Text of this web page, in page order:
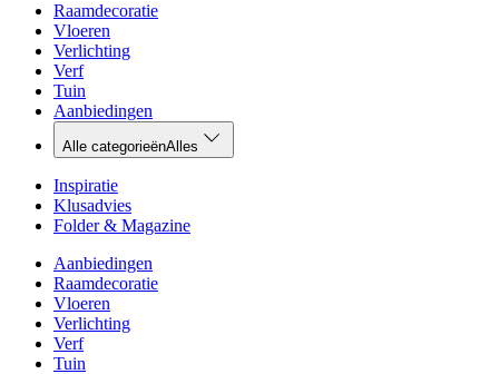
Raamdecoratie
Vloeren
Verlichting
Verf
Tuin
Aanbiedingen
Alle categorieënAlles
Inspiratie
Klusadvies
Folder & Magazine
Aanbiedingen
Raamdecoratie
Vloeren
Verlichting
Verf
Tuin